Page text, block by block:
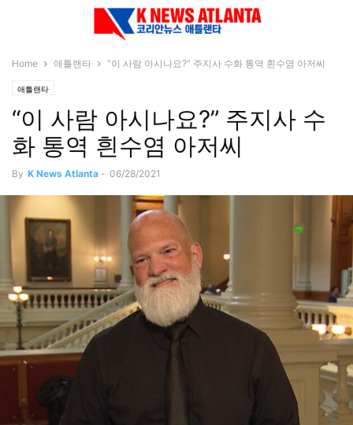
Home 애틀랜타 “이 사람 아시나요?” 주지사 수화 통역 흰수염 아저씨
애틀랜타
“이 사람 아시나요?” 주지사 수
화 통역 흰수염 아저씨
By K News Atlanta - 06/28/2021